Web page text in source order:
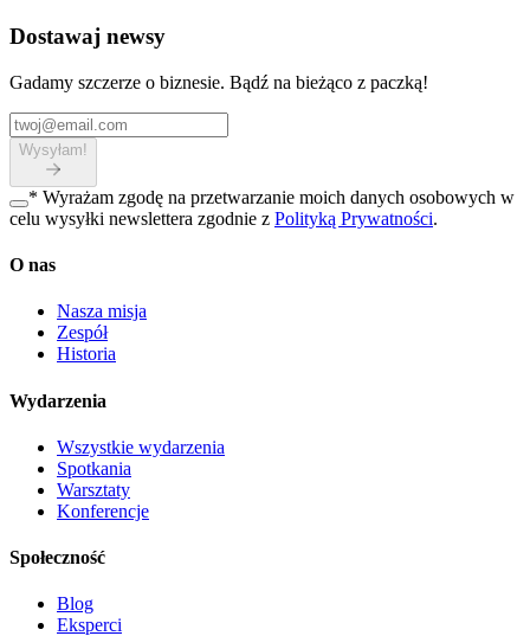
Dostawaj newsy
Gadamy szczerze o biznesie. Bądź na bieżąco z paczką!
Wysyłam!
* Wyrażam zgodę na przetwarzanie moich danych osobowych w
celu wysyłki newslettera zgodnie z Polityką Prywatności.
O nas
Nasza misja
Zespół
Historia
Wydarzenia
Wszystkie wydarzenia
Spotkania
Warsztaty
Konferencje
Społeczność
Blog
Eksperci